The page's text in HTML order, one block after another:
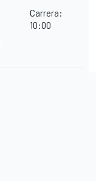
Carrera:
10:00